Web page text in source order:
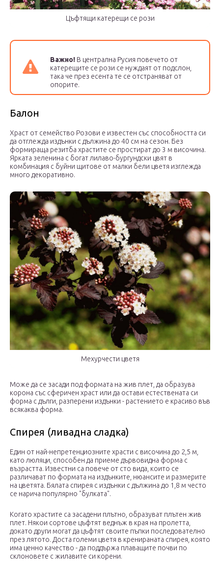
Цъфтящи катерещи се рози
Важно! В централна Русия повечето от
катерещите се рози се нуждаят от подслон,
така че през есента те се отстраняват от
опорите.
Балон
Храст от семейство Розови е известен със способността си
да отглежда издънки с дължина до 40 см на сезон. Без
формираща резитба храстите се простират до 3 м височина.
Ярката зеленина с богат лилаво-бургундски цвят в
комбинация с буйни щитове от малки бели цветя изглежда
много декоративно.
Мехурчести цветя
Може да се засади под формата на жив плет, да образува
корона със сферичен храст или да остави естествената си
форма с дълги, разперени издънки - растението е красиво във
всякаква форма.
Спирея (ливадна сладка)
Един от най-непретенциозните храсти с височина до 2,5 м,
като люляци, способен да приеме дървовидна форма с
възрастта. Известни са повече от сто вида, които се
различават по формата на издънките, нюансите и размерите
на цветята. Бялата спирея с издънки с дължина до 1,8 м често
се нарича популярно "булката".
Когато храстите са засадени плътно, образуват плътен жив
плет. Някои сортове цъфтят веднъж в края на пролетта,
докато други могат да цъфтят своите пъпки последователно
през лятото. Доста големи цветя в кренираната спирея, която
има ценно качество - да поддържа плаващите почви по
склоновете с жилавите си корени.